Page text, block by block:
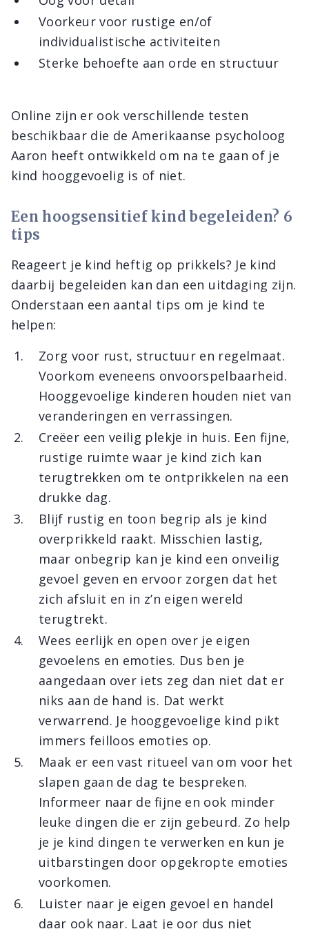
Voorkeur voor rustige en/of
individualistische activiteiten
Sterke behoefte aan orde en structuur
Online zijn er ook verschillende testen
beschikbaar die de Amerikaanse psycholoog
Aaron heeft ontwikkeld om na te gaan of je
kind hooggevoelig is of niet.
Een hoogsensitief kind begeleiden? 6
tips
Reageert je kind heftig op prikkels? Je kind
daarbij begeleiden kan dan een uitdaging zijn.
Onderstaan een aantal tips om je kind te
helpen:
Zorg voor rust, structuur en regelmaat.
Voorkom eveneens onvoorspelbaarheid.
Hooggevoelige kinderen houden niet van
veranderingen en verrassingen.
Creëer een veilig plekje in huis. Een fijne,
rustige ruimte waar je kind zich kan
terugtrekken om te ontprikkelen na een
drukke dag.
Blijf rustig en toon begrip als je kind
overprikkeld raakt. Misschien lastig,
maar onbegrip kan je kind een onveilig
gevoel geven en ervoor zorgen dat het
zich afsluit en in z’n eigen wereld
terugtrekt.
Wees eerlijk en open over je eigen
gevoelens en emoties. Dus ben je
aangedaan over iets zeg dan niet dat er
niks aan de hand is. Dat werkt
verwarrend. Je hooggevoelige kind pikt
immers feilloos emoties op.
Maak er een vast ritueel van om voor het
slapen gaan de dag te bespreken.
Informeer naar de fijne en ook minder
leuke dingen die er zijn gebeurd. Zo help
je je kind dingen te verwerken en kun je
uitbarstingen door opgekropte emoties
voorkomen.
Luister naar je eigen gevoel en handel
daar ook naar. Laat je oor dus niet